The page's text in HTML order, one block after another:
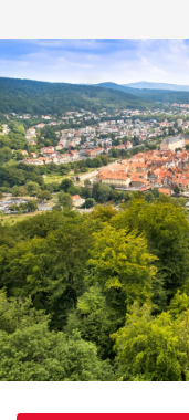
Haupt-
Inhalt
springen
Hann.
Münden
Marketing
GmbH